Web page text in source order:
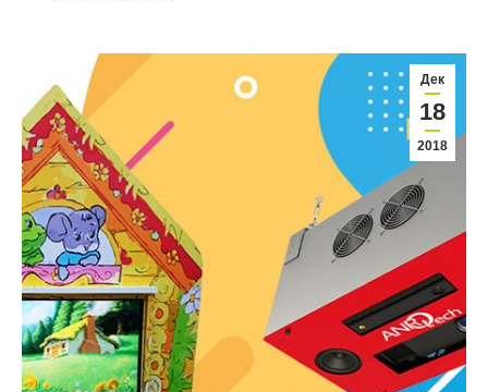
Дек
18
2018